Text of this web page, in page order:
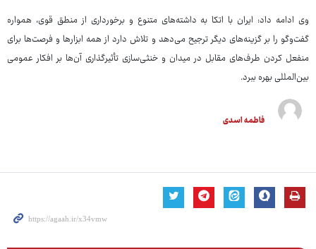
وی ادامه داد: ایران با اتکا به داشته‌های متنوع و برخورداری از منطق قوی، همواره
گفت‌وگو را بر گزینه‌های دیگر ترجیح می‌دهد و تلاش دارد از همه ابزارها و فرصت‌ها برای
منفعل کردن طرف‌های مقابل در میدان و خنثی‌سازی تأثیرگذاری آن‌ها بر افکار عمومی
بین‌المللی بهره ببرد.
فاطمه اسدی